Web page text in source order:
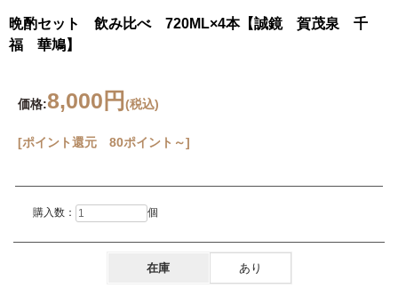
晩酌セット 飲み比べ 720ML×4本【誠鏡 賀茂泉 千
福 華鳩】
価格:8,000円 (税込)
[ポイント還元 80ポイント～]
購入数： 個
在庫 あり